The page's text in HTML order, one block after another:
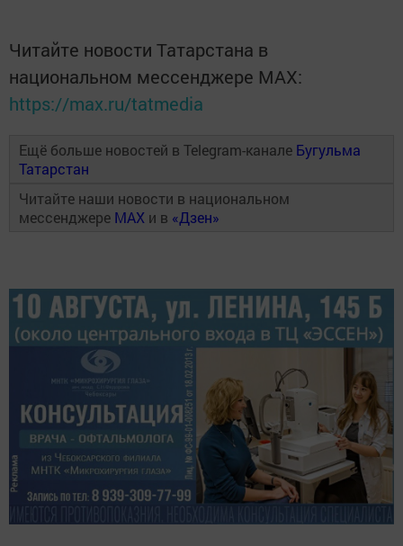
Читайте новости Татарстана в
национальном мессенджере MАХ:
https://max.ru/tatmedia
Ещё больше новостей в Telegram-канале Бугульма
Татарстан
Читайте наши новости в национальном
мессенджере MAX и в «Дзен»